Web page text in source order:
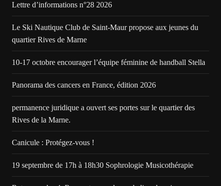
Lettre d’informations n°28 2026
Le Ski Nautique Club de Saint-Maur propose aux jeunes du
quartier Rives de Marne
10-17 octobre encourager l’équipe féminine de handball Stella
Panorama des cancers en France, édition 2026
permanence juridique a ouvert ses portes sur le quartier des
Rives de la Marne.
Canicule : Protégez-vous !
19 septembre de 17h à 18h30 Sophrologie Musicothérapie